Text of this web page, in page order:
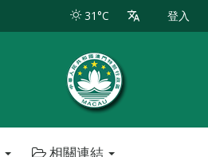
31°C 登入
相關連結